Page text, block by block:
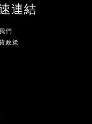
連結
們
政策